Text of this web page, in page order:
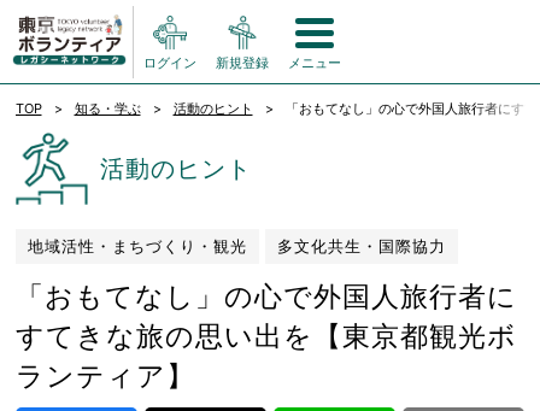
ログイン 新規登録 メニュー
TOP 知る・学ぶ 活動のヒント 「おもてなし」の心で外国人旅行者にす
活動のヒント
地域活性・まちづくり・観光 多文化共生・国際協力
「おもてなし」の心で外国人旅行者に
すてきな旅の思い出を【東京都観光ボ
ランティア】